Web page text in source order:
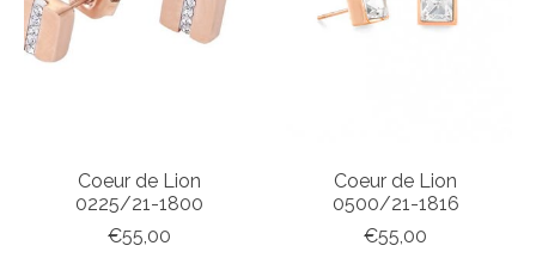
Coeur de Lion
0225/21-1800
€55,00
Coeur de Lion
0500/21-1816
€55,00